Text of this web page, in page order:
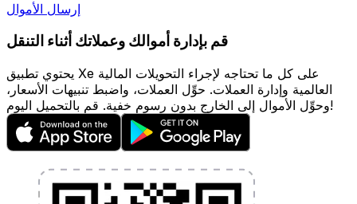
إرسال الأموال
قم بإدارة أموالك وعملاتك أثناء التنقل
يحتوي تطبيق Xe على كل ما تحتاجه لإجراء التحويلات المالية
العالمية وإدارة العملات. حوِّل العملات، واضبط تنبيهات الأسعار،
وحوِّل الأموال إلى الخارج بدون رسوم خفية. قم بالتحميل اليوم!